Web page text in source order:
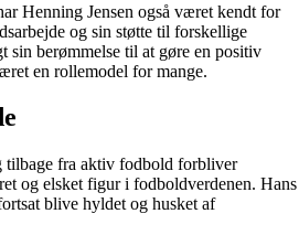
Henning Jensen også været kendt for
og sin støtte til forskellige
sin berømmelse til at gøre en positiv
en rollemodel for mange.
tilbage fra aktiv fodbold forbliver
og elsket figur i fodboldverdenen. Hans
blive hyldet og husket af